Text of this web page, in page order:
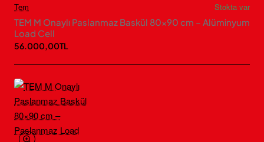
Tem
Stokta var
TEM M Onaylı Paslanmaz Baskül 80×90 cm – Alüminyum
Load Cell
56.000,00TL